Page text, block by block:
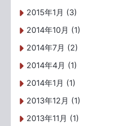
2015年1月 (3)
2014年10月 (1)
2014年7月 (2)
2014年4月 (1)
2014年1月 (1)
2013年12月 (1)
2013年11月 (1)